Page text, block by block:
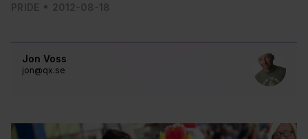
Jon Voss
jon@qx.se
PRIDE 2012-08-18